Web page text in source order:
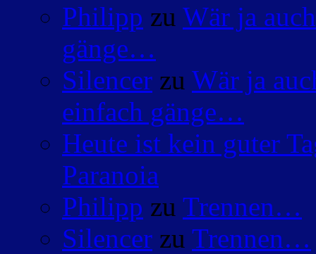
Philipp zu Wär ja
gänge…
Silencer zu Wär ja
einfach gänge…
Heute ist kein guter
Paranoia
Philipp zu Trennen…
Silencer zu Trennen…